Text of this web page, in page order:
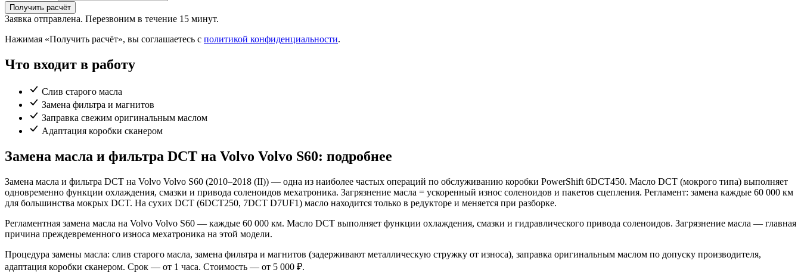
Получить расчёт
Заявка отправлена. Перезвоним в течение 15 минут.
Нажимая «Получить расчёт», вы соглашаетесь с политикой конфиденциальности.
Что входит в работу
Слив старого масла
Замена фильтра и магнитов
Заправка свежим оригинальным маслом
Адаптация коробки сканером
Замена масла и фильтра DCT на Volvo Volvo S60: подробнее
Замена масла и фильтра DCT на Volvo Volvo S60 (2010–2018 (II)) — одна из наиболее частых операций по обслуживанию коробки PowerShift 6DCT450. Масло DCT (мокрого типа) выполняет
одновременно функции охлаждения, смазки и привода соленоидов мехатроника. Загрязнение масла = ускоренный износ соленоидов и пакетов сцепления. Регламент: замена каждые 60 000 км
для большинства мокрых DCT. На сухих DCT (6DCT250, 7DCT D7UF1) масло находится только в редукторе и меняется при разборке.
Регламентная замена масла на Volvo Volvo S60 — каждые 60 000 км. Масло DCT выполняет функции охлаждения, смазки и гидравлического привода соленоидов. Загрязнение масла — главная
причина преждевременного износа мехатроника на этой модели.
Процедура замены масла: слив старого масла, замена фильтра и магнитов (задерживают металлическую стружку от износа), заправка оригинальным маслом по допуску производителя,
адаптация коробки сканером. Срок — от 1 часа. Стоимость — от 5 000 ₽.